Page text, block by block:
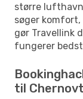
større
søger komfort,
gør Travellink
fungerer
til